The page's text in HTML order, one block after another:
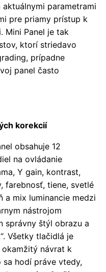
parametrami
pre priamy prístup k
Mini Panel je tak
ktorí striedavo
prípadne
panel často
korekcií
obsahuje 12
na ovládanie
Y gain, kontrast,
farebnosť, tiene, svetlé
a mix luminancie medzi
nástrojom
správny štýl obrazu a
Všetky tlačidlá je
návrat k
hodí práve vtedy,